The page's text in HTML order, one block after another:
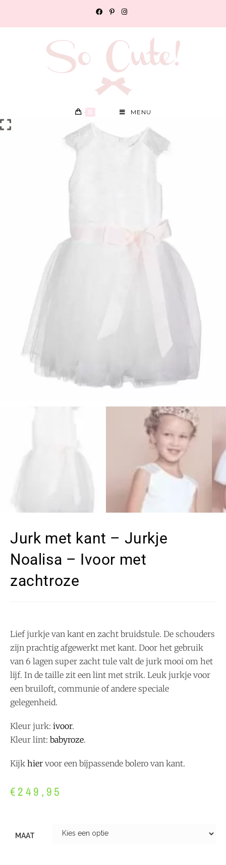
0 MENU
Jurk met kant – Jurkje
Noalisa – Ivoor met
zachtroze
Lief jurkje van kant en zacht bruidstule. De schouders
zijn prachtig afgewerkt met kant. Door het gebruik
van 6 lagen super zacht tule valt de jurk mooi om het
lijf. In de taille zit een lint met strik. Leuk jurkje voor
een bruiloft, communie of andere speciale
gelegenheid.
Kleur jurk: ivoor.
Kleur lint: babyroze.
Kijk hier voor een bijpassende bolero van kant.
€249,95
MAAT